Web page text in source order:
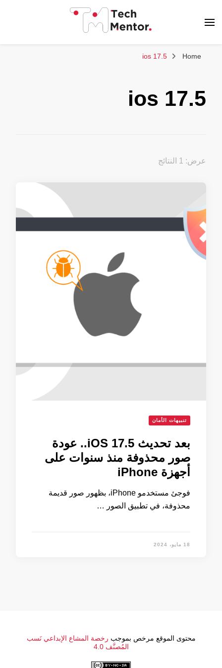
Home
ios 17.5
ios 17.5
عرض: 1 النتائج
تنبيهات الأمان
بعد تحديث iOS 17.5.. عودة
صور محذوفة منذ سنوات على
أجهزة iPhone
فوجئ مستخدمو iPhone، بظهور صور قديمة
محذوفة، في تطبيق الصور …
18 مايو، 2024
محتوى الموقع مرخص بموجب رخصة المشاع الإبداعي نَسب
المُصنَّف 4.0